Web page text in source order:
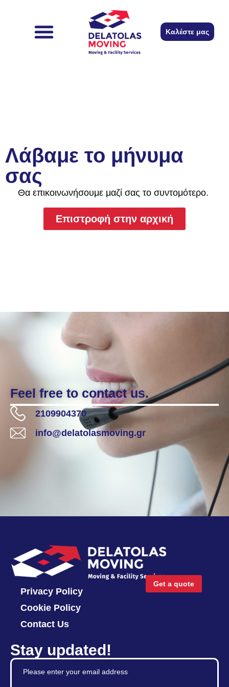
Καλέστε μας
Λάβαμε το μήνυμα
σας
Θα επικοινωνήσουμε μαζί σας το συντομότερο.
Επιστροφή στην αρχική
Feel free to contact us.
2109904370
info@delatolasmoving.gr
Get a quote
Privacy Policy
Cookie Policy
Contact Us
Stay updated!